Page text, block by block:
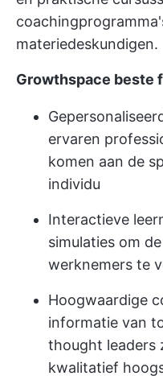
materiedeskundigen.
Growthspace beste
ervaren
komen aan de
individu
Interactieve
simulaties om
werknemers te
Hoogwaardige
informatie van
thought leaders
kwalitatief